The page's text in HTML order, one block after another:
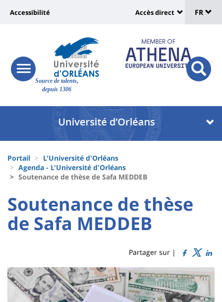
Site
Source de talents,
depuis 1306
Université
Recherche
responsive
menu
button
Université
vers
page
accessibilité
Accessibilité
:
Shortcut
links
Accès direct
de
FR
Université
Block
liste
des
composantes
d'Ariane
Portail
L'Université d'Orléans
Agenda - L'Université d'Orléans
Soutenance de thèse de Safa MEDDEB
University
:
Sidebar
University
:
Main
Titre
Soutenance de thèse
de Safa MEDDEB
Partager sur |
Contenu
de